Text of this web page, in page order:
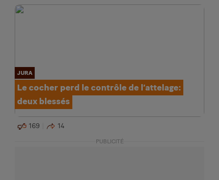
JURA
Le cocher perd le contrôle de l’attelage:
deux blessés
169 14
PUBLICITÉ